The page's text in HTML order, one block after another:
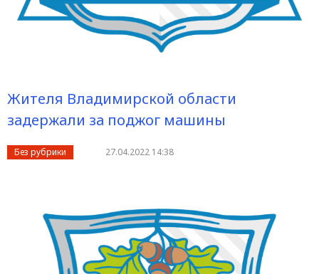
Жителя Владимирской области
задержали за поджог машины
Без рубрики 27.04.2022 14:38